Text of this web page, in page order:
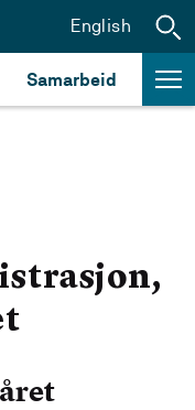
Samarbeid
English